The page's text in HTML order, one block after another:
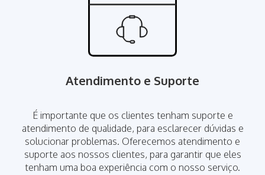
Atendimento e Suporte
É importante que os clientes tenham suporte e
atendimento de qualidade, para esclarecer dúvidas e
solucionar problemas. Oferecemos atendimento e
suporte aos nossos clientes, para garantir que eles
tenham uma boa experiência com o nosso serviço.